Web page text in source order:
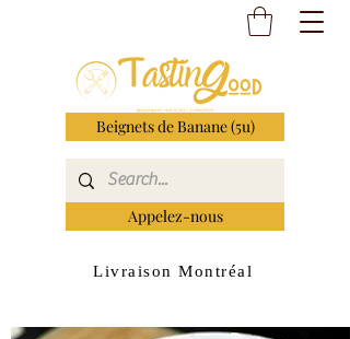
Beignets de Banane (5u)
Appelez-nous
Livraison Montréal